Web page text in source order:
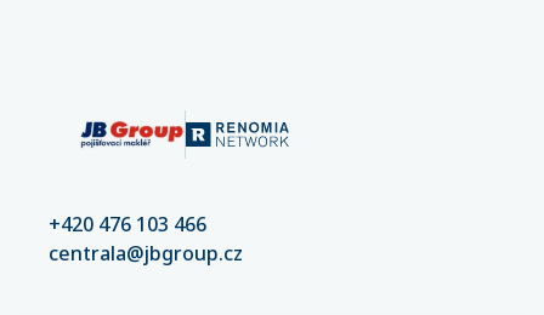
+420 476 103 466
centrala@jbgroup.cz